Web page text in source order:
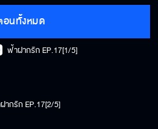
อนทั้งหมด
ฟ้าฝากรัก EP.17[1/5]
ากรัก EP.17[2/5]